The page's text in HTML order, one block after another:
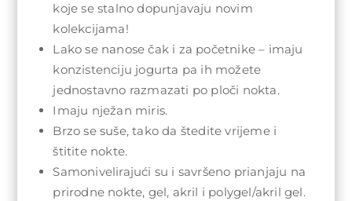
koje se stalno dopunjavaju novim
kolekcijama!
Lako se nanose čak i za početnike – imaju
konzistenciju jogurta pa ih možete
jednostavno razmazati po ploči nokta.
Imaju nježan miris.
Brzo se suše, tako da štedite vrijeme i
štitite nokte.
Samonivelirajući su i savršeno prianjaju na
prirodne nokte, gel, akril i polygel/akril gel.